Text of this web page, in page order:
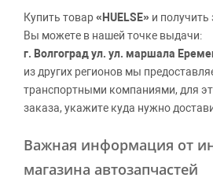
Купить товар«HUELSE» и получить
Вы можете в нашей точке выдачи:
г. Волгоград ул. ул. маршала
из других регионов мы
транспортными компаниями, для
заказа, укажите куда нужно
Важная информация от
магазина автозапчастей